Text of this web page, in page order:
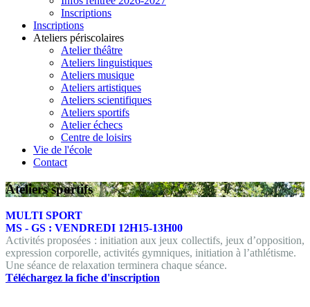
Inscriptions
Inscriptions
Ateliers périscolaires
Atelier théâtre
Ateliers linguistiques
Ateliers musique
Ateliers artistiques
Ateliers scientifiques
Ateliers sportifs
Atelier échecs
Centre de loisirs
Vie de l'école
Contact
Ateliers sportifs
MULTI SPORT
MS - GS : VENDREDI 12H15-13H00
Activités proposées : initiation aux jeux collectifs, jeux d’opposition,
expression corporelle, activités gymniques, initiation à l’athlétisme.
Une séance de relaxation terminera chaque séance.
Téléchargez la fiche d'inscription